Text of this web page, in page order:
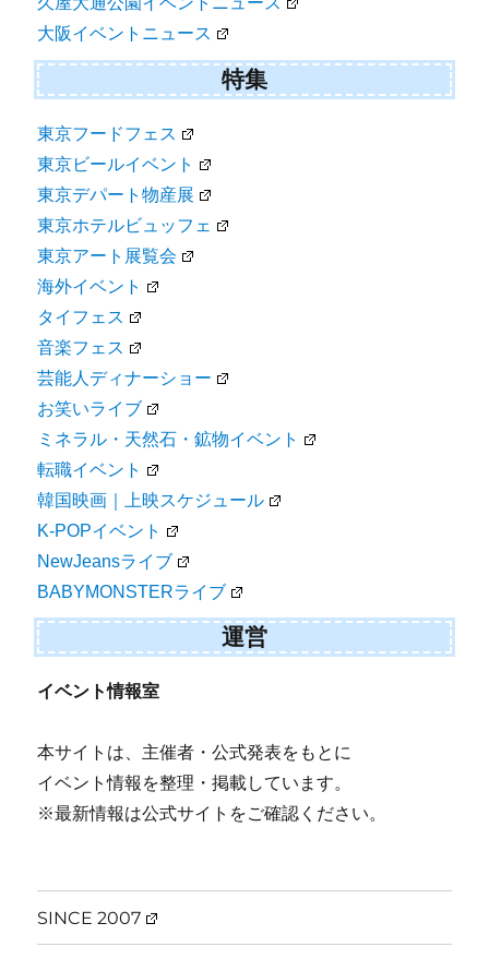
大阪イベントニュース
特集
東京フードフェス
東京ビールイベント
東京デパート物産展
東京ホテルビュッフェ
東京アート展覧会
海外イベント
タイフェス
音楽フェス
芸能人ディナーショー
お笑いライブ
ミネラル・天然石・鉱物イベント
転職イベント
韓国映画｜上映スケジュール
K-POPイベント
NewJeansライブ
BABYMONSTERライブ
運営
イベント情報室
本サイトは、主催者・公式発表をもとに
イベント情報を整理・掲載しています。
※最新情報は公式サイトをご確認ください。
SINCE 2007